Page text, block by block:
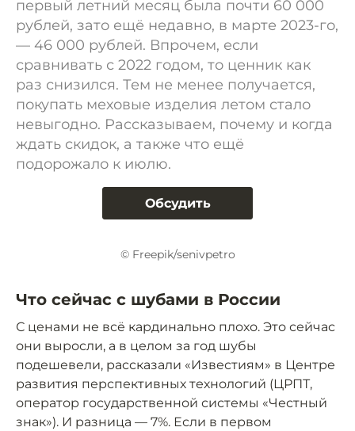
первый летний месяц была почти 60 000
рублей, зато ещё недавно, в марте 2023-го,
— 46 000 рублей. Впрочем, если
сравнивать с 2022 годом, то ценник как
раз снизился. Тем не менее получается,
покупать меховые изделия летом стало
невыгодно. Рассказываем, почему и когда
ждать скидок, а также что ещё
подорожало к июлю.
Обсудить
© Freepik/senivpetro
Что сейчас с шубами в России
С ценами не всё кардинально плохо. Это сейчас
они выросли, а в целом за год шубы
подешевели, рассказали «Известиям» в Центре
развития перспективных технологий (ЦРПТ,
оператор государственной системы «Честный
знак»). И разница — 7%. Если в первом